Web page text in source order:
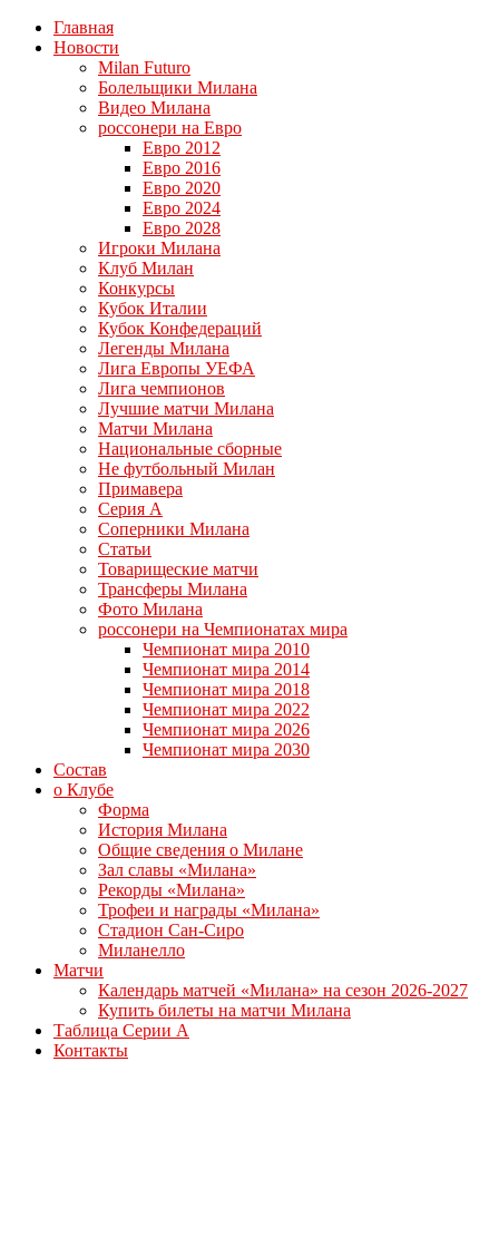
Главная
Новости
Milan Futuro
Болельщики Милана
Видео Милана
россонери на Евро
Евро 2012
Евро 2016
Евро 2020
Евро 2024
Евро 2028
Игроки Милана
Клуб Милан
Конкурсы
Кубок Италии
Кубок Конфедераций
Легенды Милана
Лига Европы УЕФА
Лига чемпионов
Лучшие матчи Милана
Матчи Милана
Национальные сборные
Не футбольный Милан
Примавера
Серия А
Соперники Милана
Статьи
Товарищеские матчи
Трансферы Милана
Фото Милана
россонери на Чемпионатах мира
Чемпионат мира 2010
Чемпионат мира 2014
Чемпионат мира 2018
Чемпионат мира 2022
Чемпионат мира 2026
Чемпионат мира 2030
Состав
о Клубе
Форма
История Милана
Общие сведения о Милане
Зал славы «Милана»
Рекорды «Милана»
Трофеи и награды «Милана»
Стадион Сан-Сиро
Миланелло
Матчи
Календарь матчей «Милана» на сезон 2026-2027
Купить билеты на матчи Милана
Таблица Серии А
Контакты